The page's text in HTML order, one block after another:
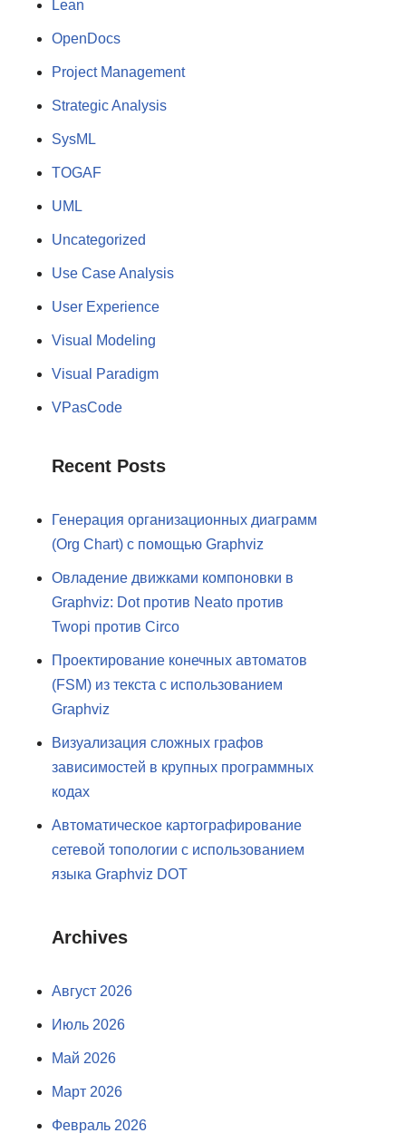
Lean
OpenDocs
Project Management
Strategic Analysis
SysML
TOGAF
UML
Uncategorized
Use Case Analysis
User Experience
Visual Modeling
Visual Paradigm
VPasCode
Recent Posts
Генерация организационных диаграмм
(Org Chart) с помощью Graphviz
Овладение движками компоновки в
Graphviz: Dot против Neato против
Twopi против Circo
Проектирование конечных автоматов
(FSM) из текста с использованием
Graphviz
Визуализация сложных графов
зависимостей в крупных программных
кодах
Автоматическое картографирование
сетевой топологии с использованием
языка Graphviz DOT
Archives
Август 2026
Июль 2026
Май 2026
Март 2026
Февраль 2026